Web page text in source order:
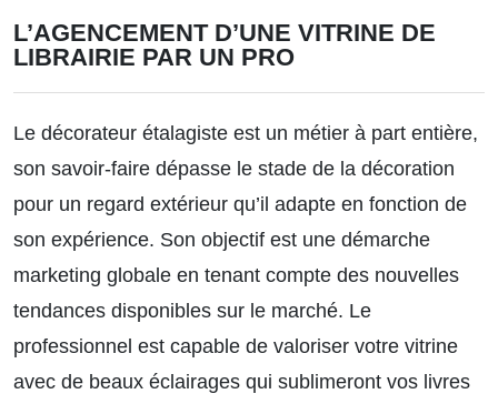
L’AGENCEMENT D’UNE VITRINE DE
LIBRAIRIE PAR UN PRO
Le décorateur étalagiste est un métier à part entière,
son savoir-faire dépasse le stade de la décoration
pour un regard extérieur qu’il adapte en fonction de
son expérience. Son objectif est une démarche
marketing globale en tenant compte des nouvelles
tendances disponibles sur le marché. Le
professionnel est capable de valoriser votre vitrine
avec de beaux éclairages qui sublimeront vos livres